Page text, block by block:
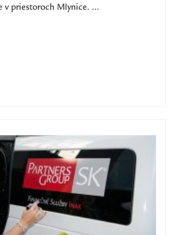
v priestoroch Mlynice. ...